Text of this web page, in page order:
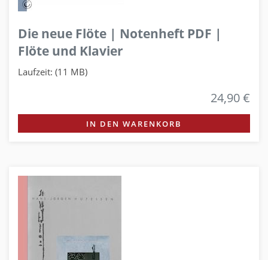
Die neue Flöte | Notenheft PDF |
Flöte und Klavier
Laufzeit: (11 MB)
24,90 €
IN DEN WARENKORB